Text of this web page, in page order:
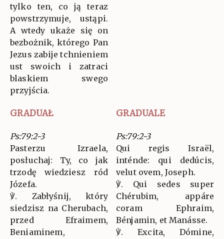
tylko ten, co ją teraz
powstrzymuje, ustąpi.
A wtedy ukaże się on
bezbożnik, którego Pan
Jezus zabije tchnieniem
ust swoich i zatraci
blaskiem swego
przyjścia.
GRADUAŁ GRADUALE
Ps:79:2-3
Pasterzu Izraela,
posłuchaj: Ty, co jak
trzodę wiedziesz ród
Józefa.
℣. Zabłyśnij, który
siedzisz na Cherubach,
przed Efraimem,
Beniaminem,
Ps:79:2-3
Qui regis Israël,
inténde: qui dedúcis,
velut ovem, Joseph.
℣. Qui sedes super
Chérubim, appáre
coram Ephraim,
Bénjamin, et Manásse.
℣. Excita, Dómine,